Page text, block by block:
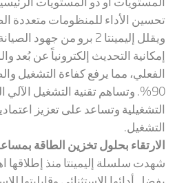
تحسين الأداء للمنظومات متعددة
ويقلل إليمينتا 2 برو من
إمكانية التحديث إلكترونياً عن بُعد
الفعلي، مما يرفع كفاءة التشغيل
90%. وتساهم تقنية التشغيل
التشغيلية وتساعد على تعزيز
التشغيل.
الارتقاء بحلول تخزين الطاقة
شهدت سلسلة إليمينتا منذ إطلاقها